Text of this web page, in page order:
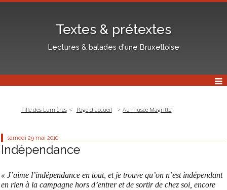
Textes & prétextes
Lectures & balades d'une Bruxelloise
Fille des Lumières Page d'accueil Au musée Magritte
samedi 29 mai 2010
Indépendance
« J’aime l’indépendance en tout, et je trouve qu’on n’est indépendant
en rien à la campagne hors d’entrer et de sortir de chez soi, encore